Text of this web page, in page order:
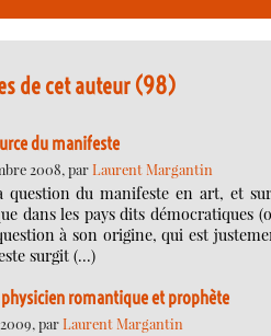
de cet auteur (98)
du manifeste
2008, parLaurent Margantin
question du manifeste en art, et
dans les pays dits démocratiques
à son origine, qui est
surgit (…)
romantique et prophète
parLaurent Margantin